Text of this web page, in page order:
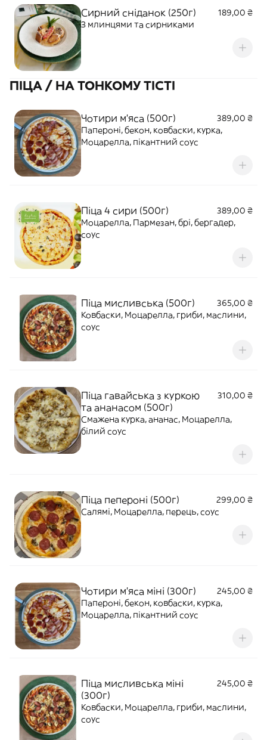
Сирний сніданок (250г)
189,00 ₴
З млинцями та сирниками
ПІЦА / НА ТОНКОМУ ТІСТІ
Чотири м'яса (500г)
389,00 ₴
Папероні, бекон, ковбаски, курка,
Моцарелла, пікантний соус
Піца 4 сири (500г)
389,00 ₴
Моцарелла, Пармезан, брі, бергадер,
соус
Піца мисливська (500г)
365,00 ₴
Ковбаски, Моцарелла, гриби, маслини,
соус
Піца гавайська з куркою
та ананасом (500г)
310,00 ₴
Смажена курка, ананас, Моцарелла,
білий соус
Піца пепероні (500г)
299,00 ₴
Салямі, Моцарелла, перець, соус
Чотири м'яса міні (300г)
245,00 ₴
Папероні, бекон, ковбаски, курка,
Моцарелла, пікантний соус
Піца мисливська міні
(300г)
245,00 ₴
Ковбаски, Моцарелла, гриби, маслини,
соус